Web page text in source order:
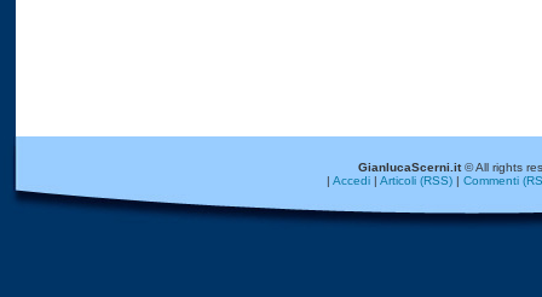
GianlucaScerni.it© All rights
| Accedi| Articoli (RSS)| Commenti